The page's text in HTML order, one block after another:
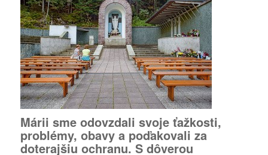
Márii sme odovzdali svoje ťažkosti,
problémy, obavy a poďakovali za
doterajšiu ochranu. S dôverou